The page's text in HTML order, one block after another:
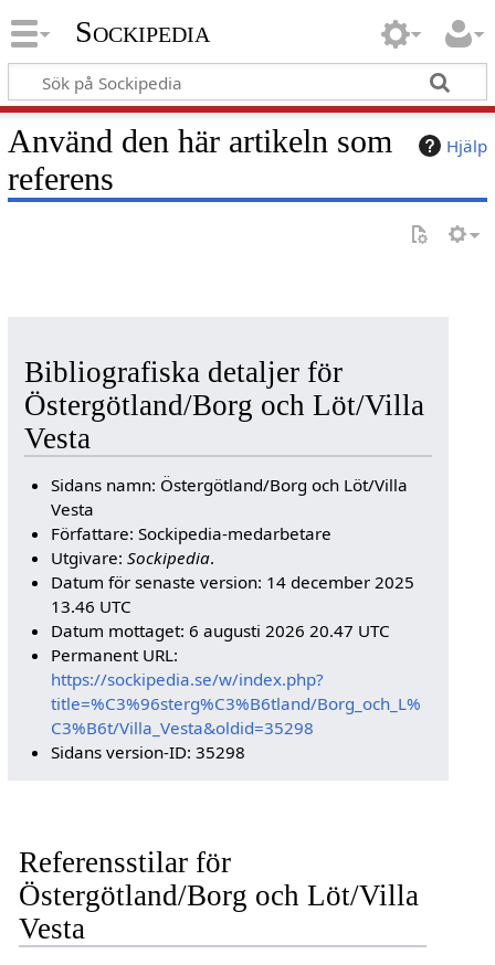
Sockipedia
Hjälp
Använd den här artikeln som
referens
Bibliografiska detaljer för
Östergötland/Borg och Löt/Villa
Vesta
Sidans namn: Östergötland/Borg och Löt/Villa
Vesta
Författare: Sockipedia-medarbetare
Utgivare:Sockipedia.
Datum för senaste version: 14 december 2025
13.46 UTC
Datum mottaget: 6 augusti 2026 20.47 UTC
Permanent URL:
https://sockipedia.se/w/index.php?
title=%C3%96sterg%C3%B6tland/Borg_och_L%
C3%B6t/Villa_Vesta&oldid=35298
Sidans version-ID: 35298
Referensstilar för
Östergötland/Borg och Löt/Villa
Vesta